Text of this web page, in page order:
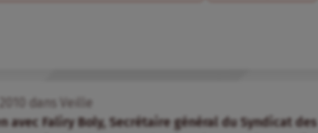
dans
Veille
avec Faliry Boly, Secrétaire général du Syndicat des